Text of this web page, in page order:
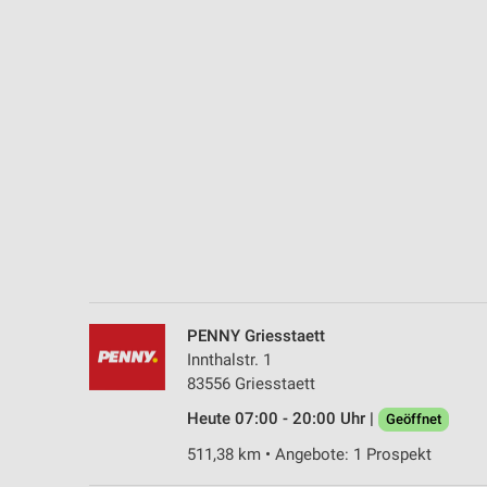
PENNY Griesstaett
Innthalstr. 1
83556 Griesstaett
Heute 07:00 - 20:00 Uhr |
Geöffnet
511,38 km • Angebote: 1 Prospekt
Notwendig
Performance